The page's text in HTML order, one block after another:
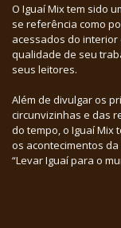
O Iguaí Mix tem sido
se referência como
acessados do
qualidade de seu
seus leitores.
Além de divulgar os
circunvizinhas e das
do tempo, o Iguaí Mix
os acontecimentos
“Levar Iguaí para o